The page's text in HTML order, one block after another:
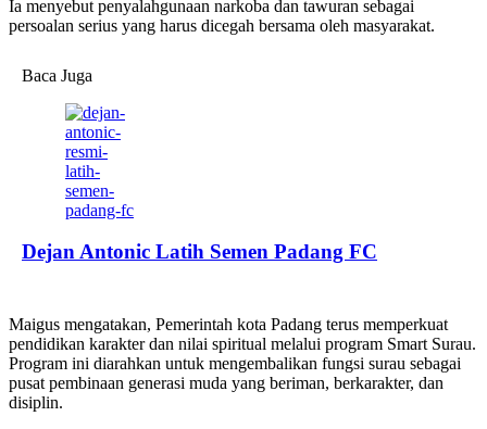
Ia menyebut penyalahgunaan narkoba dan tawuran sebagai
persoalan serius yang harus dicegah bersama oleh masyarakat.
Baca Juga
Dejan Antonic Latih Semen Padang FC
Maigus mengatakan, Pemerintah kota Padang terus memperkuat
pendidikan karakter dan nilai spiritual melalui program Smart Surau.
Program ini diarahkan untuk mengembalikan fungsi surau sebagai
pusat pembinaan generasi muda yang beriman, berkarakter, dan
disiplin.